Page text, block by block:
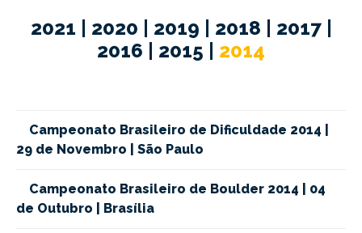
2021 2020 2019 2018 2017
2016
2015 2014
Campeonato Brasileiro de Dificuldade 2014 |
29 de Novembro | São Paulo
Campeonato Brasileiro de Boulder 2014 | 04
de Outubro | Brasília